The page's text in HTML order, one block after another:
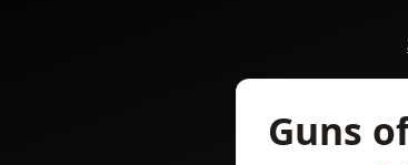
Guns